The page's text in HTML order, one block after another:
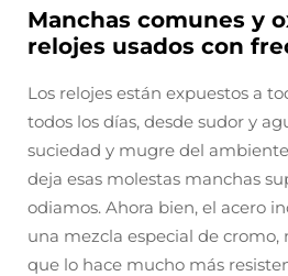
Manchas comunes y
relojes usados con
Los relojes están expuestos a
todos los días, desde sudor y
suciedad y mugre del
deja esas molestas manchas
odiamos. Ahora bien, el acero
una mezcla especial de
que lo hace mucho más